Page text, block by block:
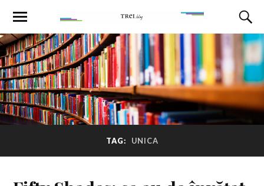
TAG: UNICA